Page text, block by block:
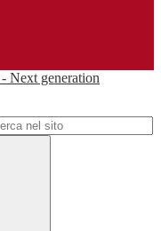
Next generation